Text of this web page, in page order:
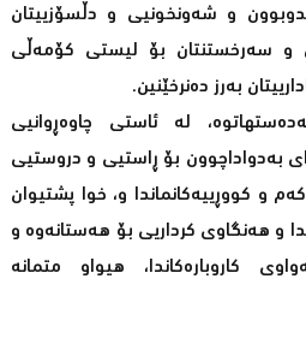
و شەونخونیی و دڵسۆزییتان
و سەرخستنتان بۆ لیستی کۆمەڵی
بەرز دەنرخێنین.
لە ئاستی چاوەڕوانیی
بەدواداچوون بۆ ڕاستیی و دروستیی
و كووڕییەكانماندا و، خوا پشتیوان
و هەنگاوی کرداریی بۆ هەستانەوە و
کاروبارەکاندا، هیواو متمانە